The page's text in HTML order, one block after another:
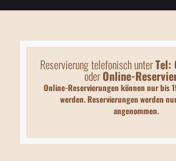
Reservierung telefonisch unterTel:
oderOnline-
Online-Reservierungen können nur bis
werden. Reservierungen werden
angenommen.